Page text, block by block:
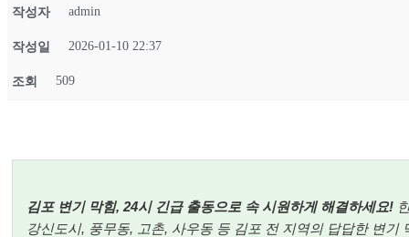
작성자 admin
작성일 2026-01-10 22:37
조회 509
김포 변기 막힘, 24시 긴급 출동으로 속 시원하게 해결하세요!
강신도시, 풍무동, 고촌, 사우동 등 김포 전 지역의 답답한 변기